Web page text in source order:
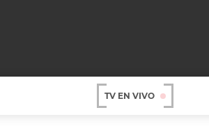
TV EN VIVO